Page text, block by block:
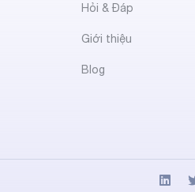
Hỏi & Đáp
Giới thiệu
Blog